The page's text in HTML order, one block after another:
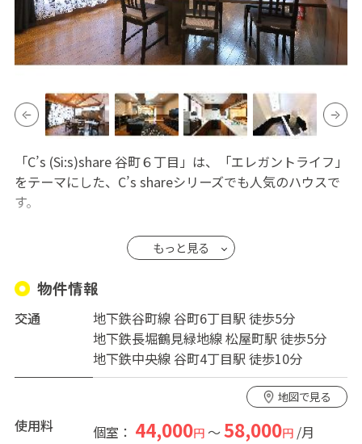
「C’s (Si:s)share 谷町６丁目」は、「エレガントライフ」
をテーマにした、C’s shareシリーズでも人気のハウスで
す。
このシェアハウスでは、陽光が降り注ぐルーフテラス、
高い天井の開放的なリビングとオープンキッチンで、優
雅で落ち着いた時間を過ごすことができます。お料理を
したり、ティータイムを楽しんだり、読書に没頭したり
と、自由にのんびりと過ごすことができます。
各個室にはベッド、エアコン、ドレッサー、収納スペース
が完備されており、共用エリアにはテレビ、冷蔵庫、洗
濯機、乾燥機、掃除機、調理器具、食器類をご用意して
おります。
もっと見る
物件情報
交通
地下鉄谷町線 谷町6丁目駅 徒歩5分
地下鉄長堀鶴見緑地線 松屋町駅 徒歩5分
地下鉄中央線 谷町4丁目駅 徒歩10分
地図で見る
使用料 個室： 44,000円～58,000円/月